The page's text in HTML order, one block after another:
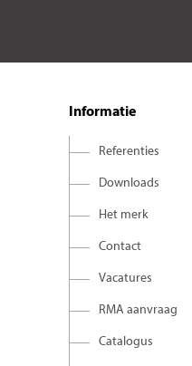
Informatie
Referenties
Downloads
Het merk
Contact
Vacatures
RMA aanvraag
Catalogus